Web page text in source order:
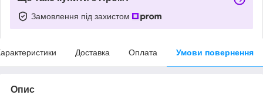
Замовлення під захистом
Доставка Оплата Умови повернення
Опис